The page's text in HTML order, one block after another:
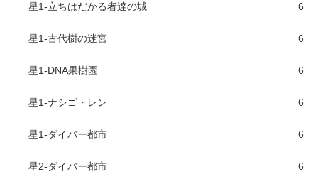
星1-立ちはだかる者達の城 6
星1-古代樹の迷宮 6
星1-DNA果樹園 6
星1-ナシゴ・レン 6
星1-ダイバー都市 6
星2-ダイバー都市 6